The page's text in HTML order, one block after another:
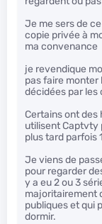
Je me sers de
copie privée à
ma convenance
je revendique
pas faire monter
décidées par les
Certains ont
utilisent Captvty
plus tard parfois
Je viens de
pour regarder
y a eu 2 ou 3
majoritairement
publiques et qui
dormir.